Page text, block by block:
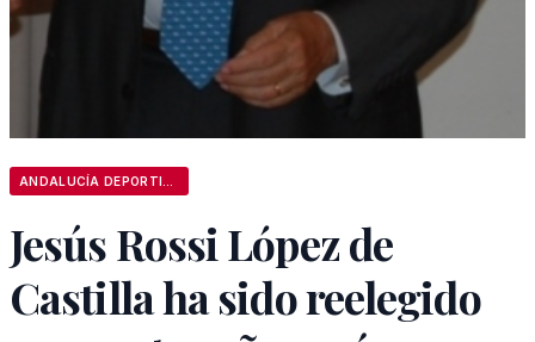
Jesús Rossi López de
Castilla ha sido reelegido